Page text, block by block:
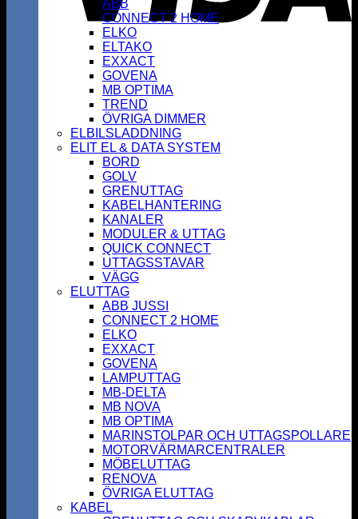
ABB
CONNECT 2 HOME
ELKO
ELTAKO
EXXACT
GOVENA
MB OPTIMA
TREND
ÖVRIGA DIMMER
ELBILSLADDNING
ELIT EL & DATA SYSTEM
BORD
GOLV
GRENUTTAG
KABELHANTERING
KANALER
MODULER & UTTAG
QUICK CONNECT
UTTAGSSTAVAR
VÄGG
ELUTTAG
ABB JUSSI
CONNECT 2 HOME
ELKO
EXXACT
GOVENA
LAMPUTTAG
MB-DELTA
MB NOVA
MB OPTIMA
MARINSTOLPAR OCH UTTAGSPOLLARE
MOTORVÄRMARCENTRALER
MÖBELUTTAG
RENOVA
ÖVRIGA ELUTTAG
KABEL